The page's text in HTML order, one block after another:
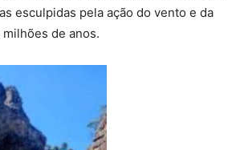
esculpidas pela ação do vento e da
de anos.